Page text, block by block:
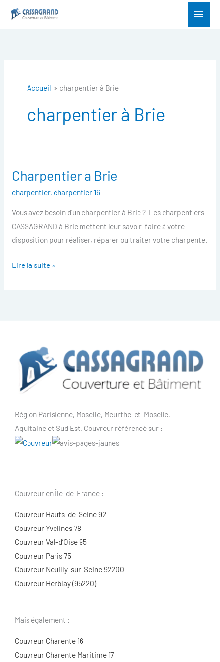
Menu
Accueil charpentier à Brie
charpentier à Brie
Charpentier a Brie
charpentier, charpentier 16
Vous avez besoin d’un charpentier à Brie ? Les charpentiers
CASSAGRAND à Brie mettent leur savoir-faire à votre
disposition pour réaliser, réparer ou traiter votre charpente.
Charpentier
Lire la suite »
Région Parisienne, Moselle, Meurthe-et-Moselle,
Aquitaine et Sud Est. Couvreur référencé sur :
Couvreur en Île-de-France :
Couvreur Hauts-de-Seine 92
Couvreur Yvelines 78
Couvreur Val-d’Oise 95
Couvreur Paris 75
Couvreur Neuilly-sur-Seine 92200
Couvreur Herblay (95220)
Mais également :
Couvreur Charente 16
Couvreur Charente Maritime 17